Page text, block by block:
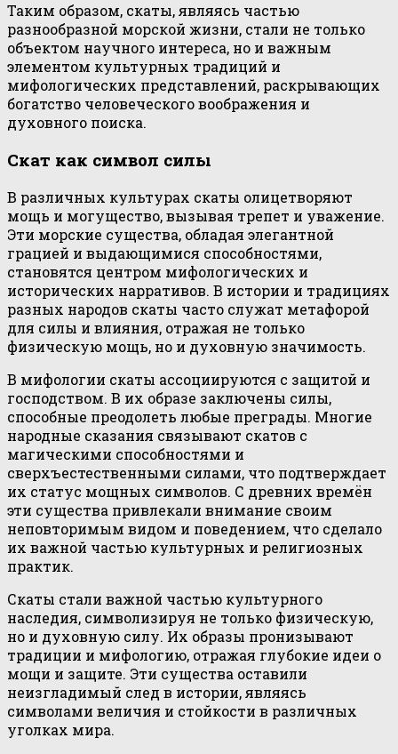
Таким образом, скаты, являясь частью
разнообразной морской жизни, стали не только
объектом научного интереса, но и важным
элементом культурных традиций и
мифологических представлений, раскрывающих
богатство человеческого воображения и
духовного поиска.
Скат как символ силы
В различных культурах скаты олицетворяют
мощь и могущество, вызывая трепет и уважение.
Эти морские существа, обладая элегантной
грацией и выдающимися способностями,
становятся центром мифологических и
исторических нарративов. В истории и традициях
разных народов скаты часто служат метафорой
для силы и влияния, отражая не только
физическую мощь, но и духовную значимость.
В мифологии скаты ассоциируются с защитой и
господством. В их образе заключены силы,
способные преодолеть любые преграды. Многие
народные сказания связывают скатов с
магическими способностями и
сверхъестественными силами, что подтверждает
их статус мощных символов. С древних времён
эти существа привлекали внимание своим
неповторимым видом и поведением, что сделало
их важной частью культурных и религиозных
практик.
Скаты стали важной частью культурного
наследия, символизируя не только физическую,
но и духовную силу. Их образы пронизывают
традиции и мифологию, отражая глубокие идеи о
мощи и защите. Эти существа оставили
неизгладимый след в истории, являясь
символами величия и стойкости в различных
уголках мира.